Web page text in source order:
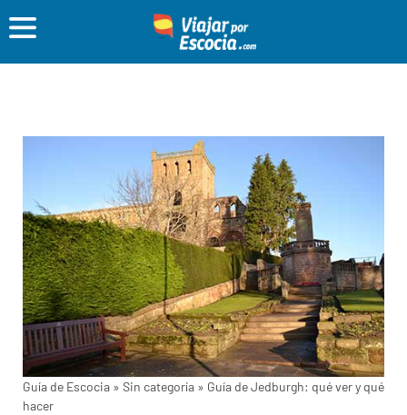
Guía de Escocia » Sin categoría » Guía de Jedburgh: qué ver y qué
hacer